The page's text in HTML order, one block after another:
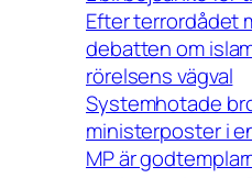
Efter terrordådet
debatten om
rörelsens vägval
Systemhotade
ministerposter i
MP är